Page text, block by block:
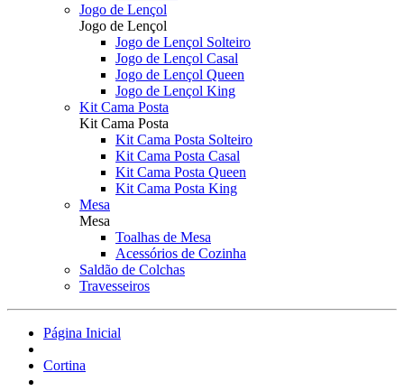
Jogo de Lençol
Jogo de Lençol
Jogo de Lençol Solteiro
Jogo de Lençol Casal
Jogo de Lençol Queen
Jogo de Lençol King
Kit Cama Posta
Kit Cama Posta
Kit Cama Posta Solteiro
Kit Cama Posta Casal
Kit Cama Posta Queen
Kit Cama Posta King
Mesa
Mesa
Toalhas de Mesa
Acessórios de Cozinha
Saldão de Colchas
Travesseiros
Página Inicial
Cortina